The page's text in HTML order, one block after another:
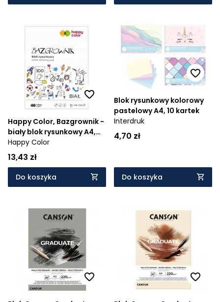
Happy Color, Bazgrownik -
biały blok rysunkowy A4,
100 kartek
Happy Color
13,43 zł
Do koszyka
Blok rysunkowy kolorowy
pastelowy A4, 10 kartek
Interdruk
4,70 zł
Do koszyka